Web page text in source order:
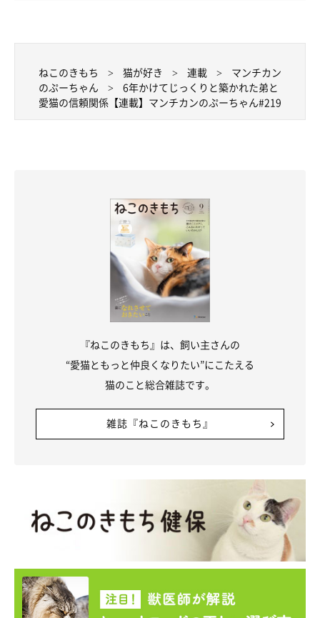
ねこのきもち 猫が好き 連載
マンチカン
のぷーちゃん
6年かけてじっくりと築かれた弟と
愛猫の信頼関係【連載】マンチカンのぷーちゃん#219
『ねこのきもち』は、飼い主さんの
“愛猫ともっと仲良くなりたい”にこたえる
猫のこと総合雑誌です。
雑誌『ねこのきもち』